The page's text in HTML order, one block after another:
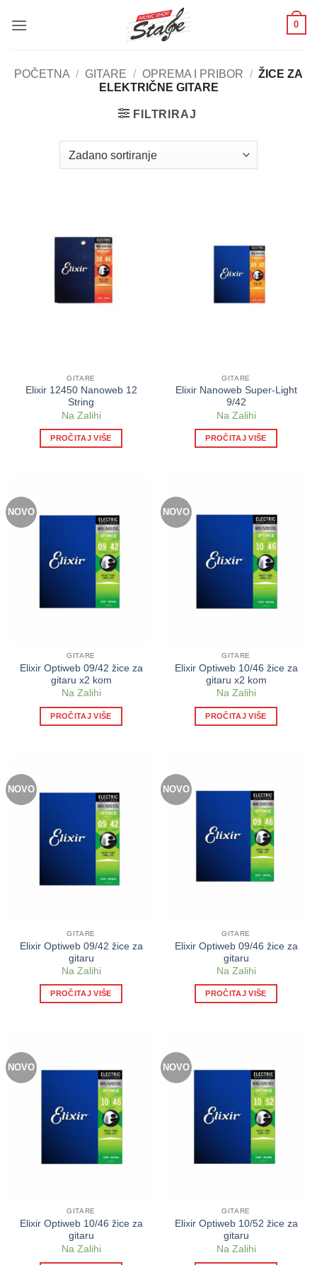
0
POČETNA / GITARE / OPREMA I PRIBOR / ŽICE ZA
ELEKTRIČNE GITARE
FILTRIRAJ
GITARE
Elixir 12450 Nanoweb 12
String
Na Zalihi
PROČITAJ VIŠE
GITARE
Elixir Nanoweb Super-Light
9/42
Na Zalihi
PROČITAJ VIŠE
NOVO
GITARE
Elixir Optiweb 09/42 žice za
gitaru x2 kom
Na Zalihi
PROČITAJ VIŠE
NOVO
GITARE
Elixir Optiweb 10/46 žice za
gitaru x2 kom
Na Zalihi
PROČITAJ VIŠE
NOVO
GITARE
Elixir Optiweb 09/42 žice za
gitaru
Na Zalihi
PROČITAJ VIŠE
NOVO
GITARE
Elixir Optiweb 09/46 žice za
gitaru
Na Zalihi
PROČITAJ VIŠE
NOVO
GITARE
Elixir Optiweb 10/46 žice za
gitaru
Na Zalihi
NOVO
GITARE
Elixir Optiweb 10/52 žice za
gitaru
Na Zalihi